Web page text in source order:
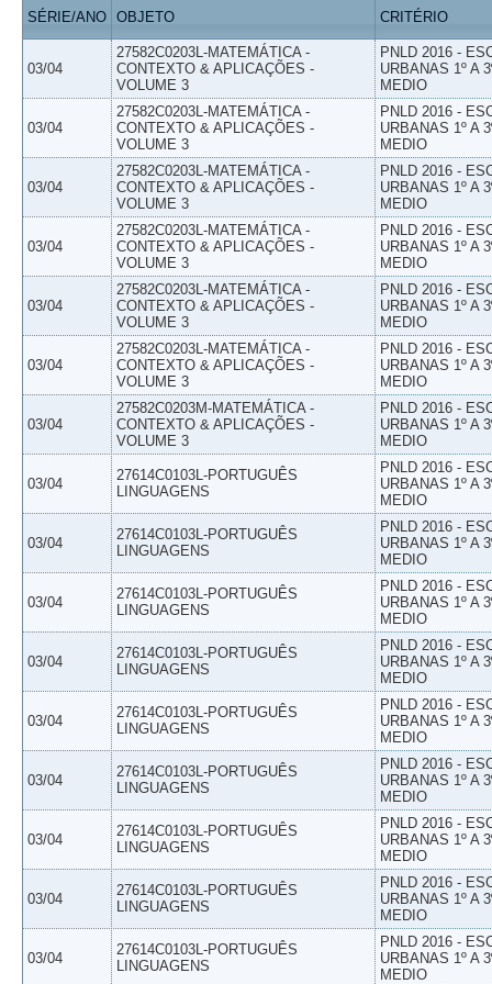
SÉRIE/ANO OBJETO CRITÉRIO
03/04
27582C0203L-MATEMÁTICA -
CONTEXTO & APLICAÇÕES -
VOLUME 3
PNLD 2016 -
URBANAS 1º A
MEDIO
03/04
27582C0203L-MATEMÁTICA -
CONTEXTO & APLICAÇÕES -
VOLUME 3
PNLD 2016 -
URBANAS 1º A
MEDIO
03/04
27582C0203L-MATEMÁTICA -
CONTEXTO & APLICAÇÕES -
VOLUME 3
PNLD 2016 -
URBANAS 1º A
MEDIO
03/04
27582C0203L-MATEMÁTICA -
CONTEXTO & APLICAÇÕES -
VOLUME 3
PNLD 2016 -
URBANAS 1º A
MEDIO
03/04
27582C0203L-MATEMÁTICA -
CONTEXTO & APLICAÇÕES -
VOLUME 3
PNLD 2016 -
URBANAS 1º A
MEDIO
03/04
27582C0203L-MATEMÁTICA -
CONTEXTO & APLICAÇÕES -
VOLUME 3
PNLD 2016 -
URBANAS 1º A
MEDIO
03/04
27582C0203M-MATEMÁTICA -
CONTEXTO & APLICAÇÕES -
VOLUME 3
PNLD 2016 -
URBANAS 1º A
MEDIO
03/04
27614C0103L-PORTUGUÊS
LINGUAGENS
PNLD 2016 -
URBANAS 1º A
MEDIO
03/04
27614C0103L-PORTUGUÊS
LINGUAGENS
PNLD 2016 -
URBANAS 1º A
MEDIO
03/04
27614C0103L-PORTUGUÊS
LINGUAGENS
PNLD 2016 -
URBANAS 1º A
MEDIO
03/04
27614C0103L-PORTUGUÊS
LINGUAGENS
PNLD 2016 -
URBANAS 1º A
MEDIO
03/04
27614C0103L-PORTUGUÊS
LINGUAGENS
PNLD 2016 -
URBANAS 1º A
MEDIO
03/04
27614C0103L-PORTUGUÊS
LINGUAGENS
PNLD 2016 -
URBANAS 1º A
MEDIO
03/04
27614C0103L-PORTUGUÊS
LINGUAGENS
PNLD 2016 -
URBANAS 1º A
MEDIO
03/04
27614C0103L-PORTUGUÊS
LINGUAGENS
PNLD 2016 -
URBANAS 1º A
MEDIO
03/04
27614C0103L-PORTUGUÊS
LINGUAGENS
PNLD 2016 -
URBANAS 1º A
MEDIO